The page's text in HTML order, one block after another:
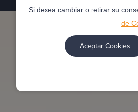
Si desea cambiar o retirar su
de
Aceptar Cookies